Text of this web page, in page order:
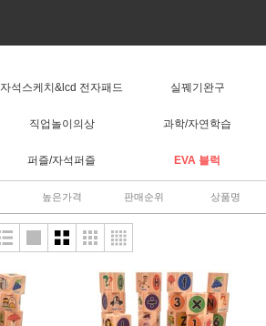
자석스케치&lcd 전자패드 실꿰기완구
직업놀이의상 과학/자연학습
퍼즐/자석퍼즐 EVA 블럭
높은가격 판매순위 상품명